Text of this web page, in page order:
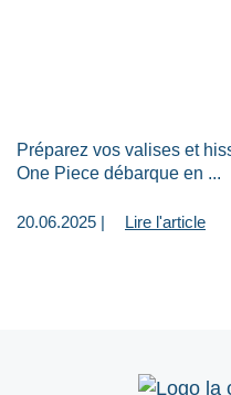
Préparez vos valises et
One Piece débarque en ...
20.06.2025 | Lire l'article